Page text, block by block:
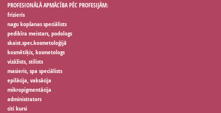
PROFESIONĀLĀ APMĀCĪBA PĒC PROFESIJĀM:
frizieris
nagu kopšanas speciālists
pedikīra meistars, podologs
skaist.spec.kosmetoloģijā
kosmētiķis, kosmetologs
vizāžists, stilists
masieris, spa speciālists
epilācija, vaksācija
mikropigmentācija
administrators
citi kursi